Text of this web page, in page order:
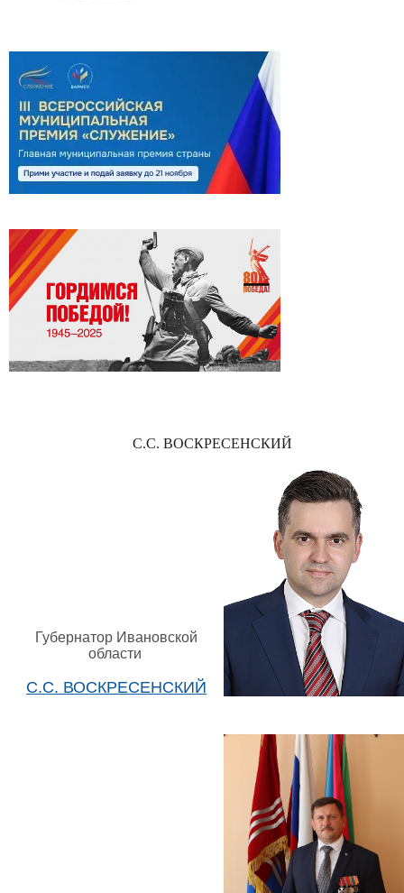
С.С. ВОСКРЕСЕНСКИЙ
Губернатор Ивановской
области
С.С. ВОСКРЕСЕНСКИЙ